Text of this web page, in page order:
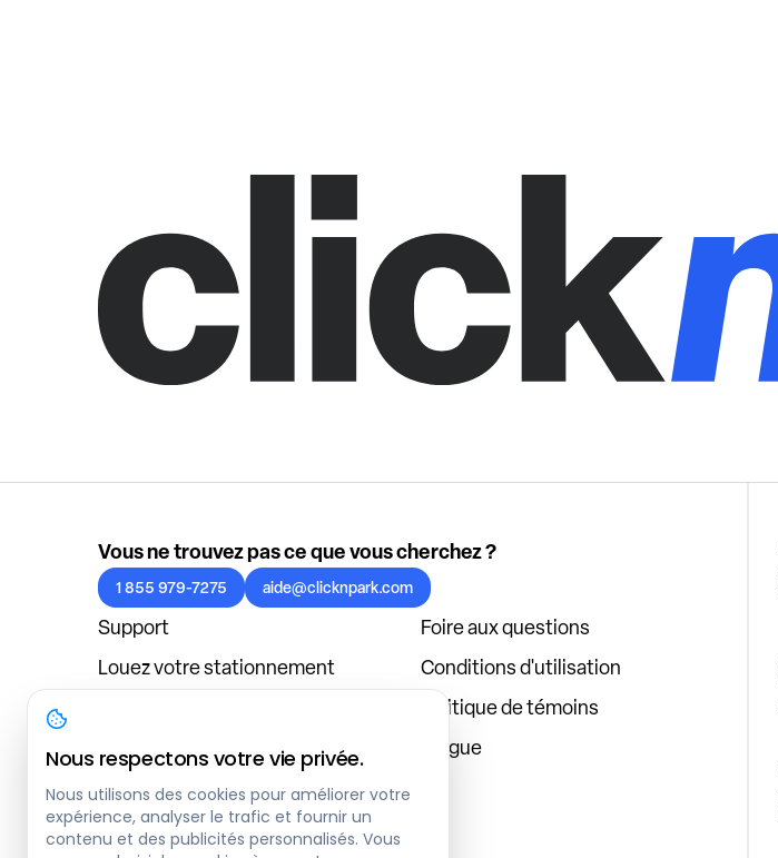
Vous ne trouvez pas ce que vous cherchez ?
1 855 979-7275 aide@clicknpark.com
Support
Foire aux questions
Louez votre stationnement
Conditions d'utilisation
Politique de témoins
À propos
Blogue
Connexion au tableau de bord
Nous respectons votre vie privée.
Nous utilisons des cookies pour améliorer votre
expérience, analyser le trafic et fournir un
contenu et des publicités personnalisés. Vous